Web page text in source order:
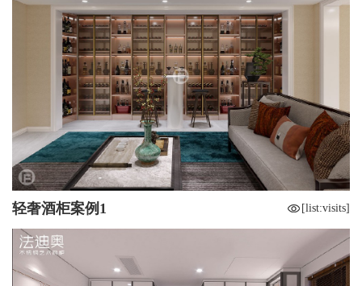
轻奢酒柜案例1 [list:visits]